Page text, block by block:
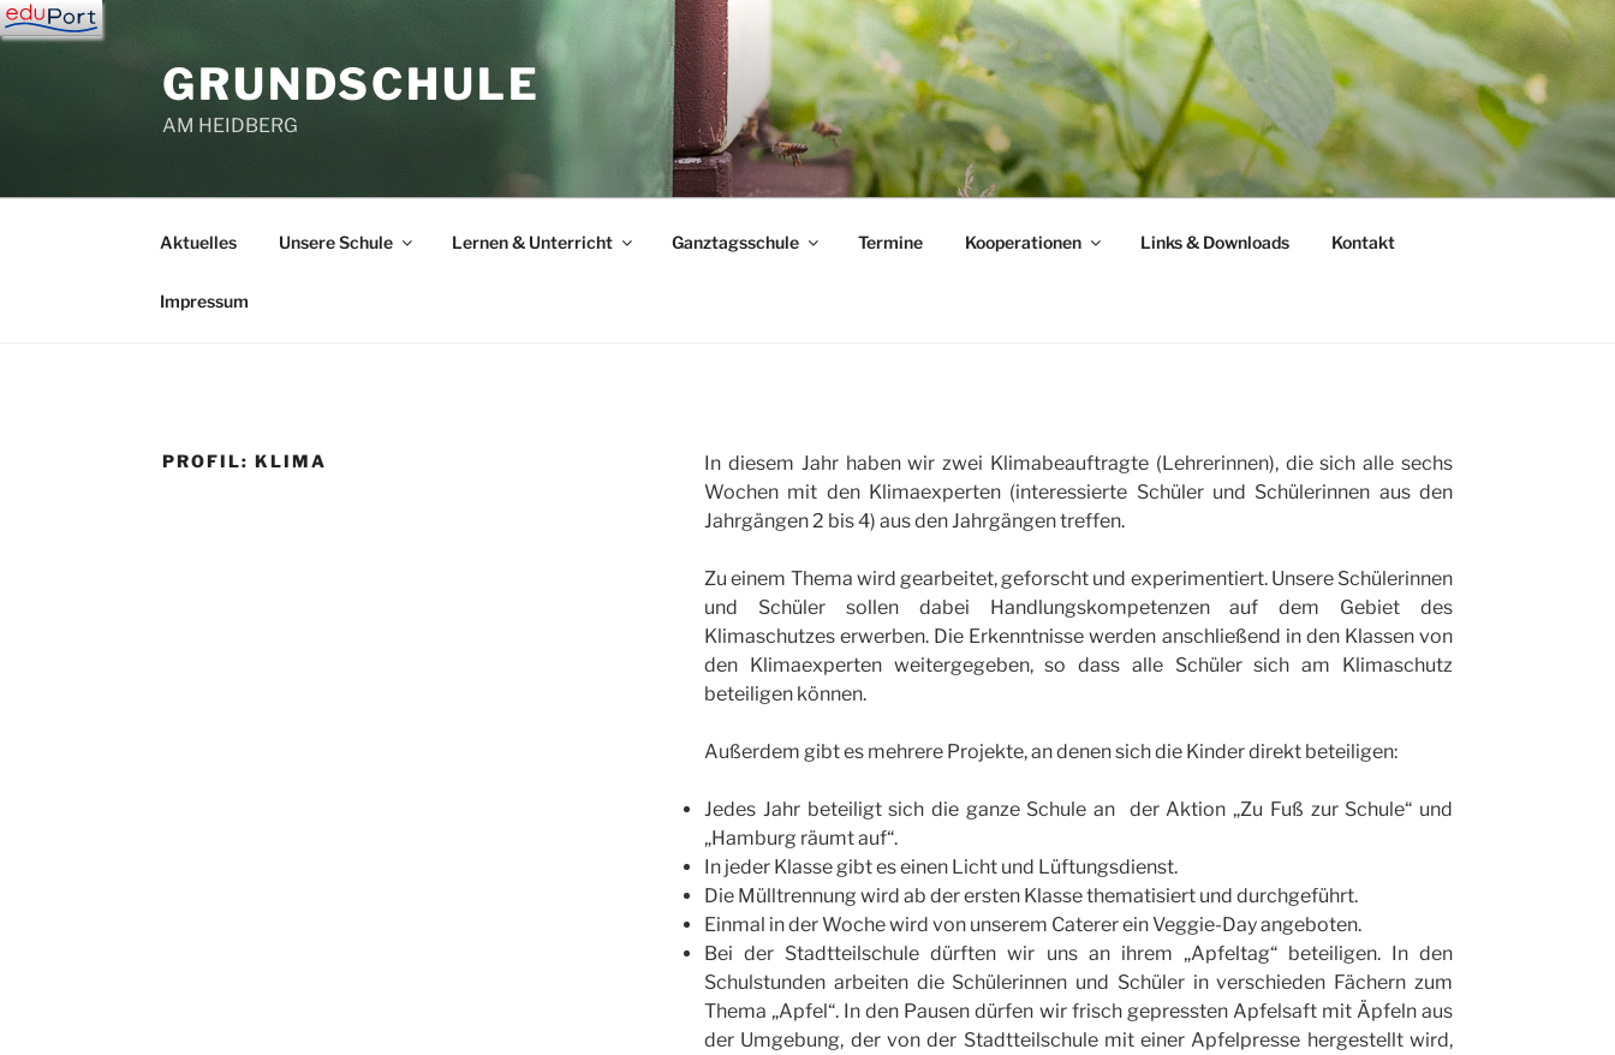
Zum
Inhalt
GRUNDSCHULE
AM HEIDBERG
Aktuelles Unsere Schule Lernen & Unterricht Ganztagsschule Termine Kooperationen Links & Downloads Kontakt
Impressum
PROFIL: KLIMA
In diesem Jahr haben wir zwei Klimabeauftragte (Lehrerinnen), die sich alle sechs
Wochen mit den Klimaexperten (interessierte Schüler und Schülerinnen aus den
Jahrgängen 2 bis 4) aus den Jahrgängen treffen.
Zu einem Thema wird gearbeitet, geforscht und experimentiert. Unsere Schülerinnen
und Schüler sollen dabei Handlungskompetenzen auf dem Gebiet des
Klimaschutzes erwerben. Die Erkenntnisse werden anschließend in den Klassen von
den Klimaexperten weitergegeben, so dass alle Schüler sich am Klimaschutz
beteiligen können.
Außerdem gibt es mehrere Projekte, an denen sich die Kinder direkt beteiligen:
Jedes Jahr beteiligt sich die ganze Schule an der Aktion „Zu Fuß zur Schule“ und
„Hamburg räumt auf“.
In jeder Klasse gibt es einen Licht und Lüftungsdienst.
Die Mülltrennung wird ab der ersten Klasse thematisiert und durchgeführt.
Einmal in der Woche wird von unserem Caterer ein Veggie-Day angeboten.
Bei der Stadtteilschule dürften wir uns an ihrem „Apfeltag“ beteiligen. In den
Schulstunden arbeiten die Schülerinnen und Schüler in verschieden Fächern zum
Thema „Apfel“. In den Pausen dürfen wir frisch gepressten Apfelsaft mit Äpfeln aus
der Umgebung, der von der Stadtteilschule mit einer Apfelpresse hergestellt wird,